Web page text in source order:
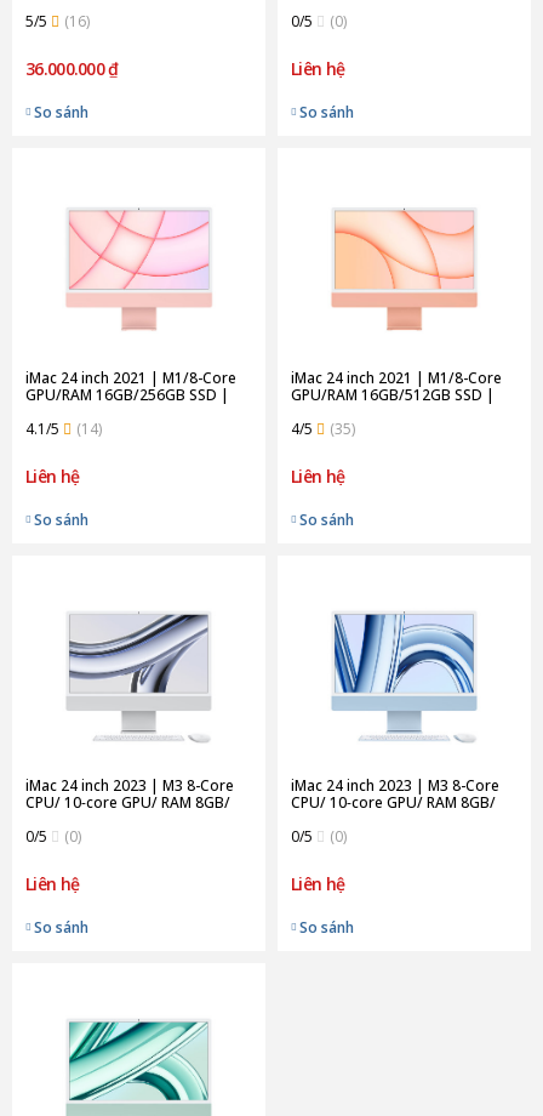
5/5
(16)
36.000.000 ₫
So sánh
0/5
(0)
Liên hệ
So sánh
iMac 24 inch 2021 | M1/8-Core
GPU/RAM 16GB/256GB SSD |
4.1/5
(14)
Liên hệ
So sánh
iMac 24 inch 2021 | M1/8-Core
GPU/RAM 16GB/512GB SSD |
4/5
(35)
Liên hệ
So sánh
iMac 24 inch 2023 | M3 8-Core
CPU/ 10‑core GPU/ RAM 8GB/
0/5
(0)
Liên hệ
So sánh
iMac 24 inch 2023 | M3 8-Core
CPU/ 10‑core GPU/ RAM 8GB/
0/5
(0)
Liên hệ
So sánh